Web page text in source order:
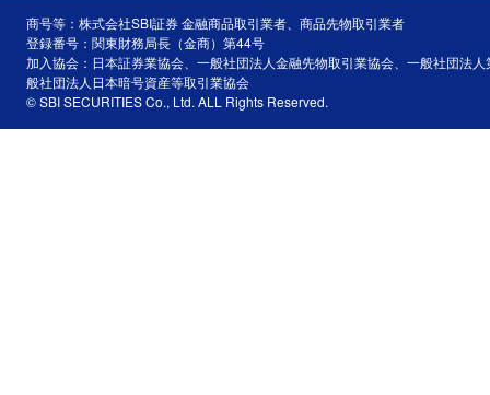
商号等：株式会社SBI証券 金融商品取引業者、商品先物取引業者
登録番号：関東財務局長（金商）第44号
加入協会：日本証券業協会、一般社団法人金融先物取引業協会、一般社団法
般社団法人日本暗号資産等取引業協会
© SBI SECURITIES Co., Ltd. ALL Rights Reserved.